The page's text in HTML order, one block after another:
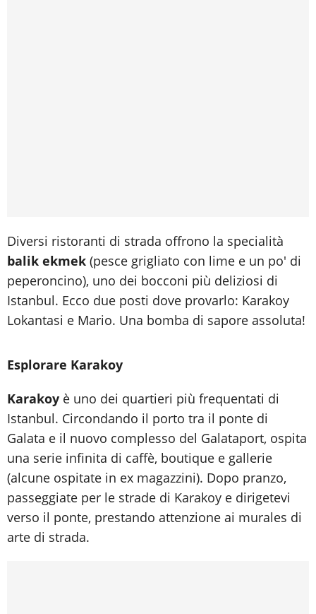
Diversi ristoranti di strada offrono la specialità
balik ekmek (pesce grigliato con lime e un po' di
peperoncino), uno dei bocconi più deliziosi di
Istanbul. Ecco due posti dove provarlo: Karakoy
Lokantasi e Mario. Una bomba di sapore assoluta!
Esplorare Karakoy
Karakoy è uno dei quartieri più frequentati di
Istanbul. Circondando il porto tra il ponte di
Galata e il nuovo complesso del Galataport, ospita
una serie infinita di caffè, boutique e gallerie
(alcune ospitate in ex magazzini). Dopo pranzo,
passeggiate per le strade di Karakoy e dirigetevi
verso il ponte, prestando attenzione ai murales di
arte di strada.